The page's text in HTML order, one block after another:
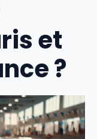
et
?